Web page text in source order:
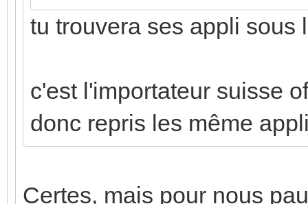
tu trouvera ses appli sous
c'est l'importateur suisse
donc repris les même
Certes, mais pour nous